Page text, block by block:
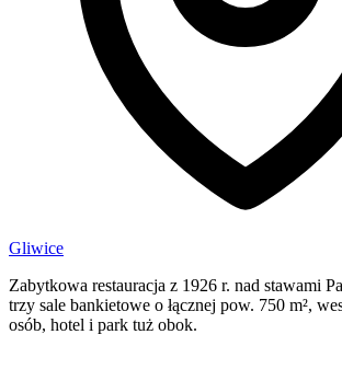
Gliwice
Zabytkowa restauracja z 1926 r. nad stawami
trzy sale bankietowe o łącznej pow. 750 m²,
osób, hotel i park tuż obok.